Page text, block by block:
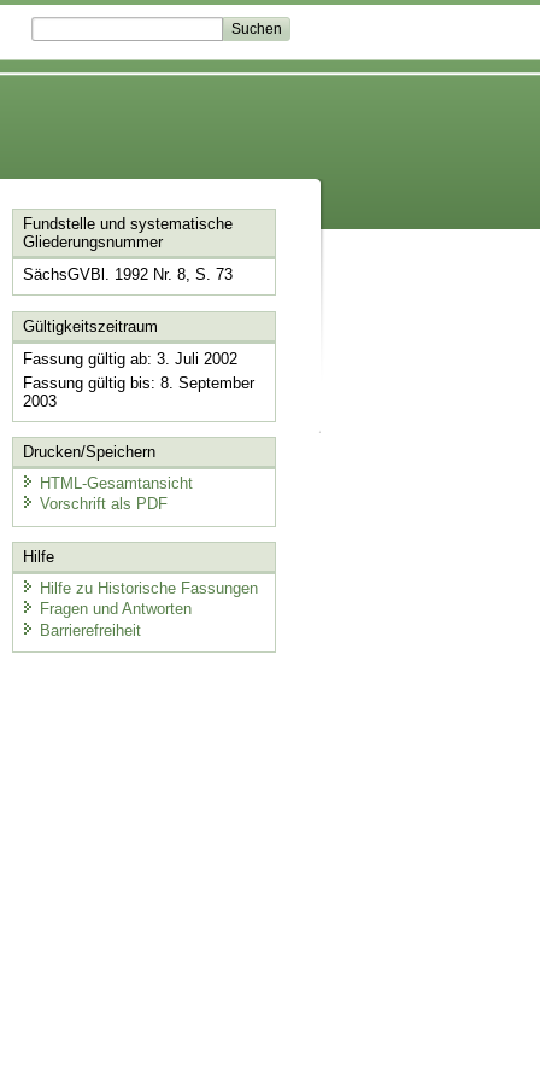
Fundstelle und systematische
Gliederungsnummer
SächsGVBl. 1992 Nr. 8, S. 73
Gültigkeitszeitraum
Fassung gültig ab: 3. Juli 2002
Fassung gültig bis: 8. September
2003
Drucken/Speichern
HTML-Gesamtansicht
Vorschrift als PDF
Hilfe
Hilfe zu Historische Fassungen
Fragen und Antworten
Barrierefreiheit